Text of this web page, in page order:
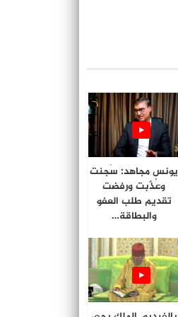
يونس مجاهد: سُجنت
وعُذّبت ورفضت
تقديم طلب العفو
والبطاقة…